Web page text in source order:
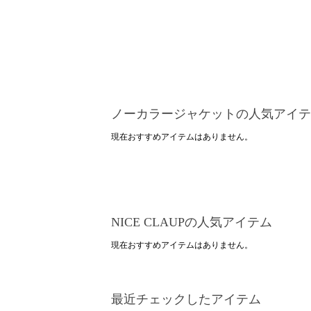
ノーカラージャケットの人気アイ
現在おすすめアイテムはありません。
NICE CLAUPの人気アイテム
現在おすすめアイテムはありません。
最近チェックしたアイテム